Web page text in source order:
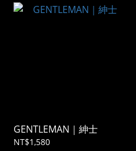
GENTLEMAN｜紳士
NT$1,580